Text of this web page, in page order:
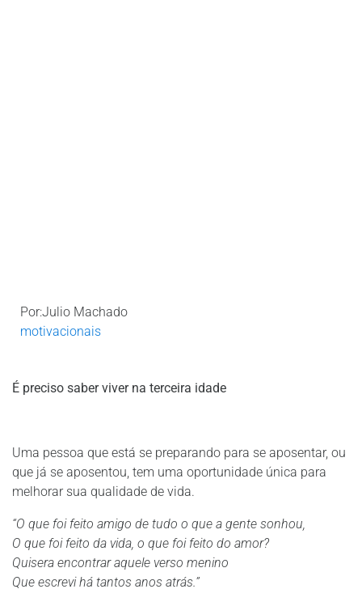
Por:Julio Machado
motivacionais
É preciso saber viver na terceira idade
Uma pessoa que está se preparando para se aposentar, ou
que já se aposentou, tem uma oportunidade única para
melhorar sua qualidade de vida.
“O que foi feito amigo de tudo o que a gente sonhou,
O que foi feito da vida, o que foi feito do amor?
Quisera encontrar aquele verso menino
Que escrevi há tantos anos atrás.”